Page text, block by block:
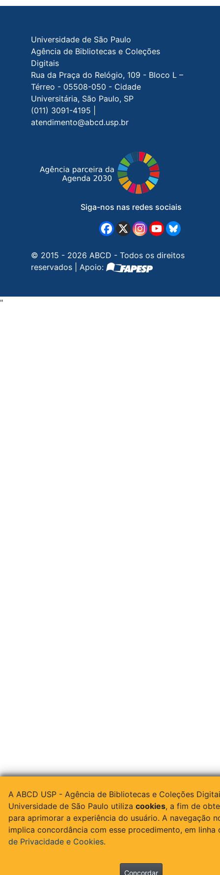
Rodapé do site
Universidade de São Paulo
Agência de Bibliotecas e Coleções
Digitais
Rua da Praça do Relógio, 109 - Bloco L –
Térreo - 05508-050 - Cidade
Universitária, São Paulo, SP
(011) 3091-4195 |
atendimento@abcd.usp.br
Siga-nos nas redes sociais
© 2015 - 2026 ABCD - Todos os direitos
reservados | Apoio:
A ABCD USP - Agência de Bibliotecas e Coleções
Universidade de São Paulo utiliza cookies, a fim de
para aprimorar a experiência do usuário. A navegação
implica concordância com esse procedimento, em
de Privacidade e Cookies.
Concordar
"